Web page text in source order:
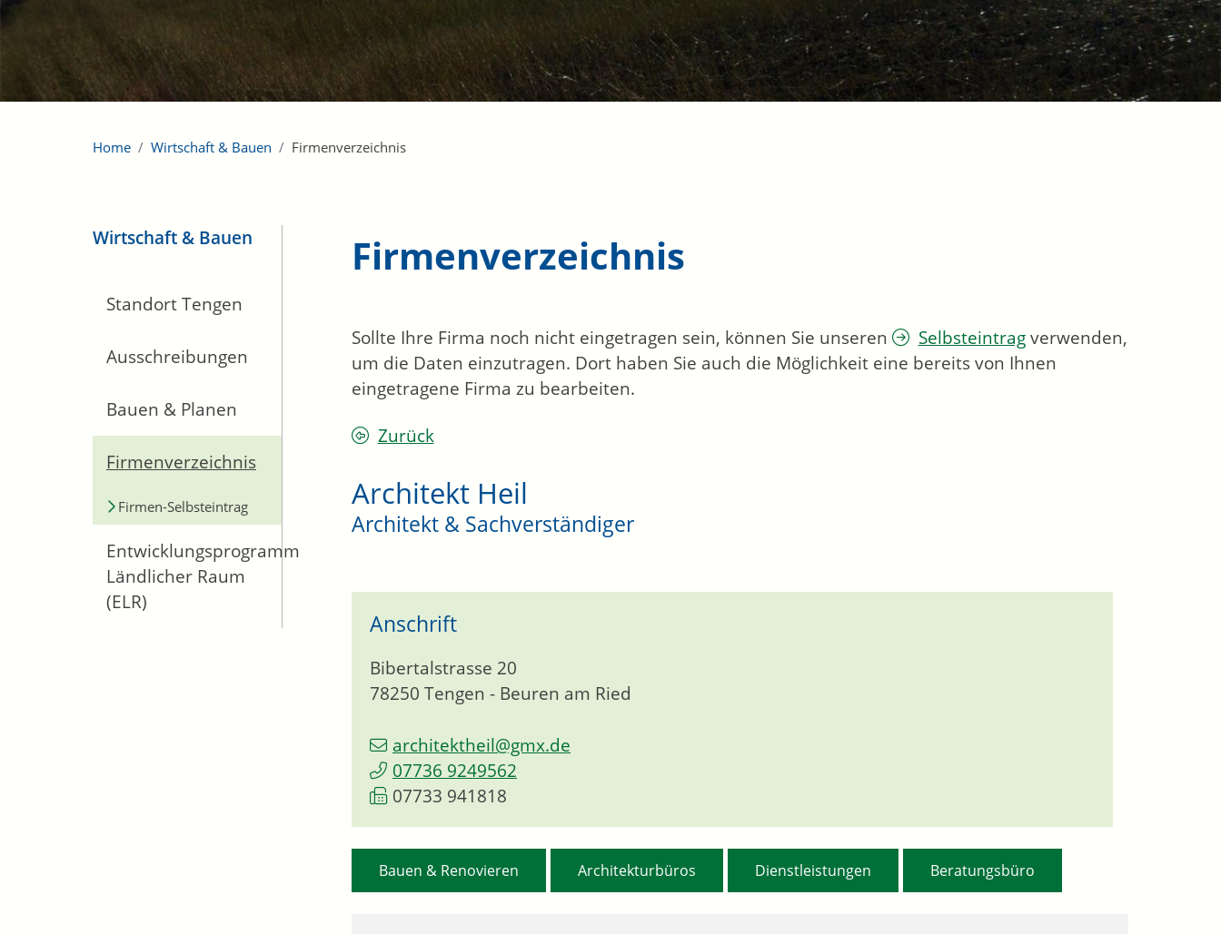
Home Wirtschaft & Bauen Firmenverzeichnis
Wirtschaft & Bauen
Standort Tengen
Ausschreibungen
Bauen & Planen
Firmenverzeichnis
Firmen-Selbsteintrag
Entwicklungsprogramm
Ländlicher Raum
(ELR)
Firmenverzeichnis
Sollte Ihre Firma noch nicht eingetragen sein, können Sie unseren Selbsteintragverwenden,
um die Daten einzutragen. Dort haben Sie auch die Möglichkeit eine bereits von Ihnen
eingetragene Firma zu bearbeiten.
Zurück
Architekt Heil
Architekt & Sachverständiger
Anschrift
Bibertalstrasse 20
78250 Tengen - Beuren am Ried
architektheil@gmx.de
07736 9249562
07733 941818
Bauen & Renovieren Architekturbüros Dienstleistungen Beratungsbüro